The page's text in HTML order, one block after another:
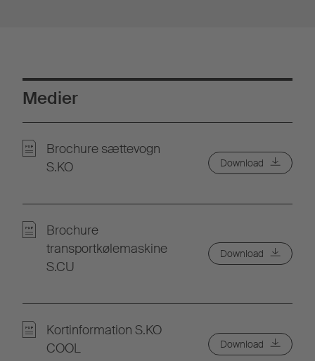
Medier
Brochure sættevogn
S.KO
Download
Brochure
transportkølemaskine
S.CU
Download
Kortinformation S.KO
COOL
Download